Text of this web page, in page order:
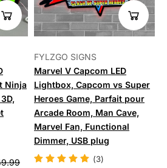
Ninja
FYLZGO SIGNS
Marvel V Capcom LED
Lightbox, Capcom vs Super
Heroes Game, Parfait pour
Arcade Room, Man Cave,
Marvel Fan, Functional
Dimmer, USB plug
(3)